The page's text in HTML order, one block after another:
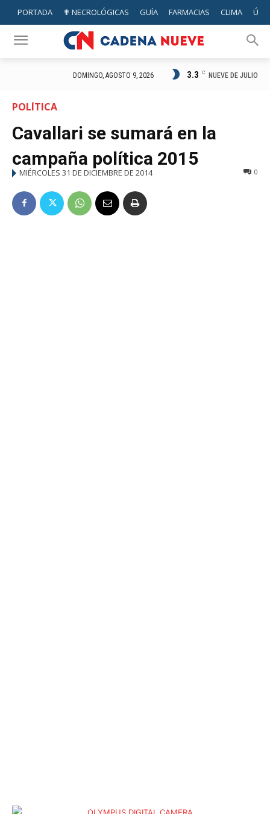
PORTADA ✟ NECROLÓGICAS GUÍA FARMACIAS CLIMA
DOMINGO, AGOSTO 9, 2026 3.3 C NUEVE DE JULIO
POLÍTICA
Cavallari se sumará en la
campaña política 2015
MIÉRCOLES 31 DE DICIEMBRE DE 2014 0